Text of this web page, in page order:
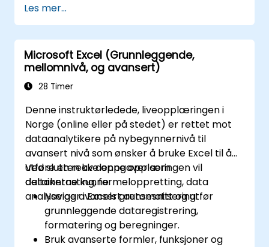
sikkerhetsherrverk.
Motta og feilsøke enheter og
programmer innenfor et Microsoft 365-
miljø.
Forkaste og implementere samsvar og
datamaskinsikring i Microsoft 365.
sikkerhetstjenester som Microsoft Secure
Score, Exchange Online Protection, Safe
Attachments og Safe Links.
Implementere samsvars løsninger ved
hjelp av Microsoft Purview, data tap
forhindre og sensitivitetsetiketter.
Les mer...
Microsoft Excel (Grunnleggende,
mellomnivå, og avansert)
28 Timer
Denne instruktørledede, liveopplæringen i
Norge (online eller på stedet) er rettet mot
dataanalytikere på nybegynnernivå til
avansert nivå som ønsker å bruke Excel til å
utføre en rekke oppgaver som
datainntasting, formeloppretting, data
analyse og avansert automatisering.
Ved slutten av denne opplæringen vil
deltakerne kunne:
Naviger i Excels grensesnitt og utfør
grunnleggende dataregistrering,
formatering og beregninger.
Bruk avanserte formler, funksjoner og